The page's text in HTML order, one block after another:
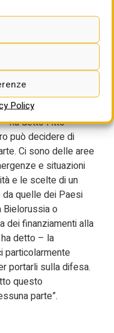
Policydei fondi e
ha detto Fitto –
può decidere di
Ci sono delle aree
e situazioni
e le scelte di un
quelle dei Paesi
Bielorussia o
dei finanziamenti alla
detto – la
particolarmente
portarli sulla difesa.
questo
parte”.